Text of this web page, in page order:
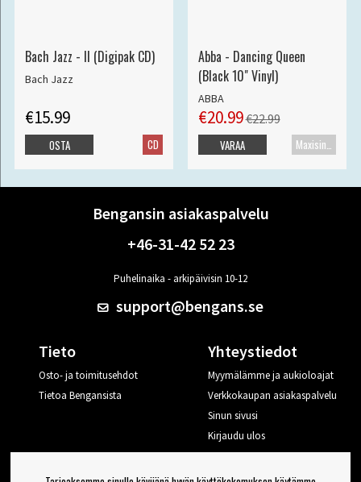
Bach Jazz - II (Digipak CD)
Bach Jazz
€15.99
CD
OSTA
Abba - Dancing Queen
(Black 10" Vinyl)
ABBA
€20.99€22.99
Maxisingle
VARAA
Bengansin asiakaspalvelu
+46-31-42 52 23
Puhelinaika - arkipäivisin 10-12
support@bengans.se
Tieto
Osto- ja toimitusehdot
Tietoa Bengansista
Yhteystiedot
Myymälämme ja aukioloajat
Verkkokaupan asiakaspalvelu
Sinun sivusi
Kirjaudu ulos
Haluan vinkkejä Bengansilta